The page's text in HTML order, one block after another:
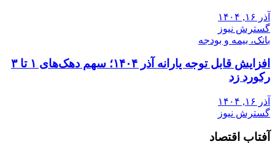
آذر ۱۶, ۱۴۰۴
گسترش نیوز
بانک، بیمه و بودجه
افزایش قابل توجه یارانه آذر ۱۴۰۴؛ سهم دهک‌های ۱ تا ۳
رکورد زد
آذر ۱۶, ۱۴۰۴
گسترش نیوز
آفتاب اقتصاد